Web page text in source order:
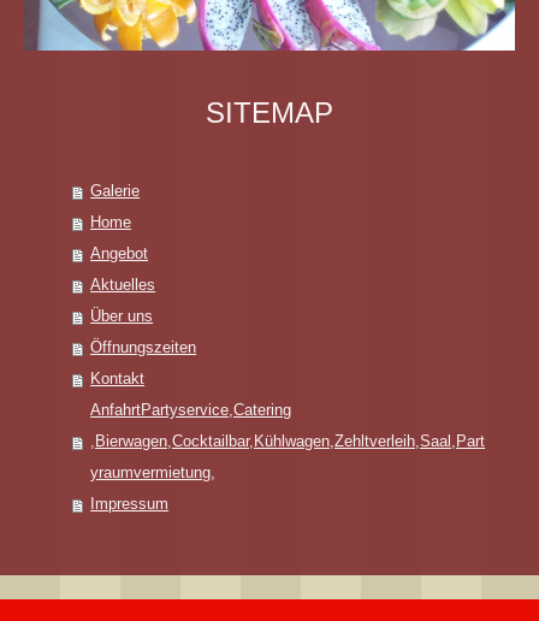
SITEMAP
Galerie
Home
Angebot
Aktuelles
Über uns
Öffnungszeiten
Kontakt
AnfahrtPartyservice,Catering
,Bierwagen,Cocktailbar,Kühlwagen,Zehltverleih,Saal,Part
yraumvermietung,
Impressum